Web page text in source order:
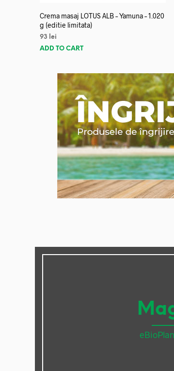
Crema masaj LOTUS ALB – Yamuna – 1.020
g (editie limitata)
93
lei
ADD TO CART